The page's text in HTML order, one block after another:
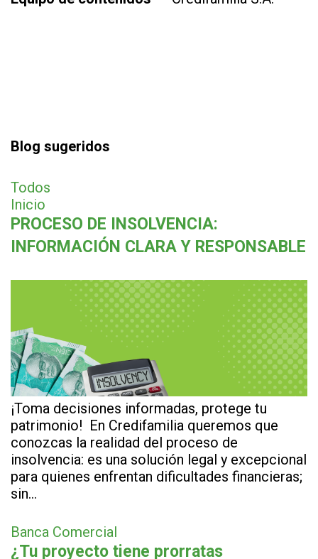
Blog sugeridos
Todos
Inicio
PROCESO DE INSOLVENCIA:
INFORMACIÓN CLARA Y RESPONSABLE
¡Toma decisiones informadas, protege tu
patrimonio! En Credifamilia queremos que
conozcas la realidad del proceso de
insolvencia: es una solución legal y excepcional
para quienes enfrentan dificultades financieras;
sin…
Banca Comercial
¿Tu proyecto tiene prorratas